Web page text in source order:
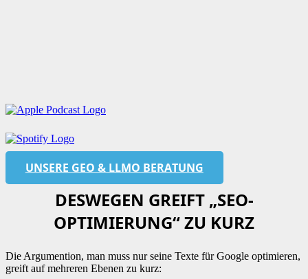
UNSERE GEO & LLMO BERATUNG
DESWEGEN GREIFT „SEO-
OPTIMIERUNG“ ZU KURZ
Die Argumention, man muss nur seine Texte für Google optimieren,
greift auf mehreren Ebenen zu kurz: